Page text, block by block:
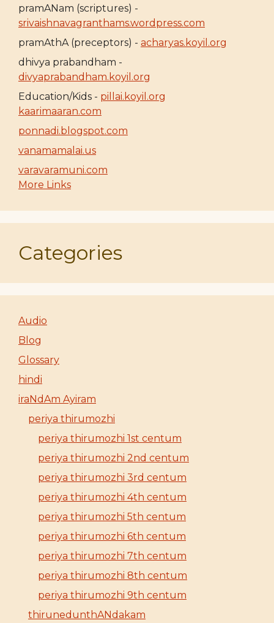
pramANam (scriptures) -
srivaishnavagranthams.wordpress.com
pramAthA (preceptors) - acharyas.koyil.org
dhivya prabandham -
divyaprabandham.koyil.org
Education/Kids - pillai.koyil.org
kaarimaaran.com
ponnadi.blogspot.com
vanamamalai.us
varavaramuni.com
More Links
Categories
Audio
Blog
Glossary
hindi
iraNdAm Ayiram
periya thirumozhi
periya thirumozhi 1st centum
periya thirumozhi 2nd centum
periya thirumozhi 3rd centum
periya thirumozhi 4th centum
periya thirumozhi 5th centum
periya thirumozhi 6th centum
periya thirumozhi 7th centum
periya thirumozhi 8th centum
periya thirumozhi 9th centum
thirunedunthANdakam